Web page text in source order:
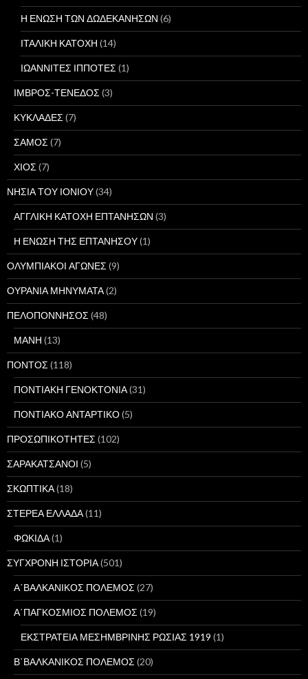
Η ΕΝΩΣΗ ΤΩΝ ΔΩΔΕΚΑΝΗΣΩΝ (6)
ΙΤΑΛΙΚΗ ΚΑΤΟΧΗ (14)
ΙΩΑΝΝΙΤΕΣ ΙΠΠΟΤΕΣ (1)
ΙΜΒΡΟΣ-ΤΕΝΕΔΟΣ (3)
ΚΥΚΛΑΔΕΣ (7)
ΣΑΜΟΣ (7)
ΧΙΟΣ (7)
ΝΗΣΙΑ ΤΟΥ ΙΟΝΙΟΥ(34)
ΑΓΓΛΙΚΗ ΚΑΤΟΧΗ ΕΠΤΑΝΗΣΩΝ (3)
Η ΕΝΩΣΗ ΤΗΣ ΕΠΤΑΝΗΣΟΥ(1)
ΟΛΥΜΠΙΑΚΟΙ ΑΓΩΝΕΣ (9)
ΟΥΡΑΝΙΑ ΜΗΝΥΜΑΤΑ(2)
ΠΕΛΟΠΟΝΝΗΣΟΣ (48)
ΜΑΝΗ (13)
ΠΟΝΤΟΣ (118)
ΠΟΝΤΙΑΚΗ ΓΕΝΟΚΤΟΝΙΑ(31)
ΠΟΝΤΙΑΚΟ ΑΝΤΑΡΤΙΚΟ(5)
ΠΡΟΣΩΠΙΚΟΤΗΤΕΣ (102)
ΣΑΡΑΚΑΤΣΑΝΟΙ (5)
ΣΚΩΠΤΙΚΑ(18)
ΣΤΕΡΕΑ ΕΛΛΑΔΑ(11)
ΦΩΚΙΔΑ(1)
ΣΥΓΧΡΟΝΗ ΙΣΤΟΡΙΑ(501)
Α΄ΒΑΛΚΑΝΙΚΟΣ ΠΟΛΕΜΟΣ (27)
Α΄ΠΑΓΚΟΣΜΙΟΣ ΠΟΛΕΜΟΣ (19)
ΕΚΣΤΡΑΤΕΙΑ ΜΕΣΗΜΒΡΙΝΗΣ ΡΩΣΙΑΣ 1919 (1)
Β΄ΒΑΛΚΑΝΙΚΟΣ ΠΟΛΕΜΟΣ (20)